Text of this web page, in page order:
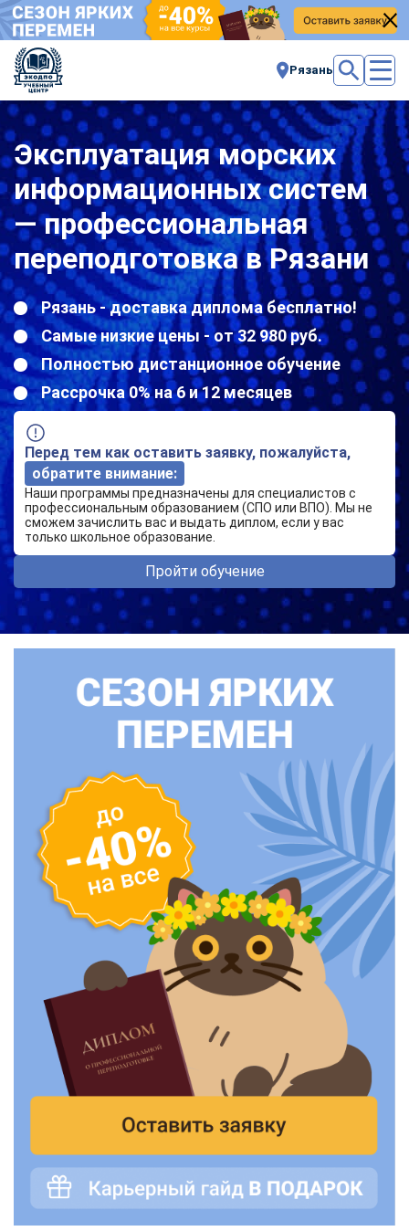
Рязань
Эксплуатация морских
информационных систем
— профессиональная
переподготовка в Рязани
Рязань - доставка диплома бесплатно!
Самые низкие цены - от 32 980 руб.
Полностью дистанционное обучение
Рассрочка 0% на 6 и 12 месяцев
Перед тем как оставить заявку, пожалуйста,
обратите внимание:
Наши программы предназначены для специалистов с
профессиональным образованием (СПО или ВПО). Мы не
сможем зачислить вас и выдать диплом, если у вас
только школьное образование.
Пройти обучение